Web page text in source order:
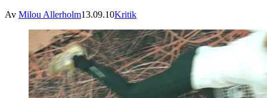
Av Milou Allerholm13.09.10Kritik